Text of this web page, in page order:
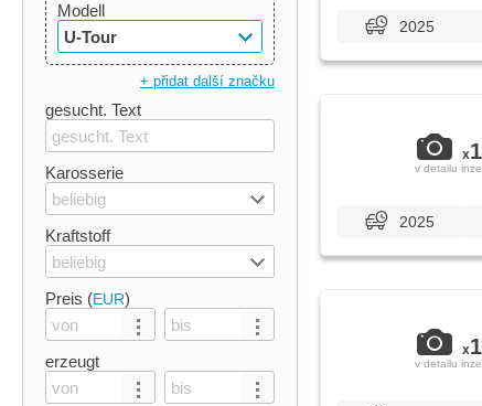
Modell
U-Tour
+ přidat další značku
gesucht. Text
Karosserie
beliebig
Kraftstoff
beliebig
Preis (EUR)
erzeugt
2025
x
v detailu
2025
x
v detailu